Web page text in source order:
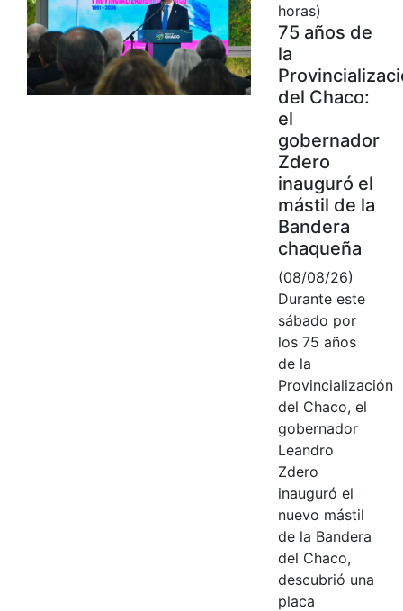
horas)
75 años de
la
del Chaco:
el
gobernador
Zdero
inauguró el
mástil de la
Bandera
chaqueña
(08/08/26)
Durante este
sábado por
los 75 años
de la
Provincialización
del Chaco, el
gobernador
Leandro
Zdero
inauguró el
nuevo mástil
de la Bandera
del Chaco,
descubrió una
placa